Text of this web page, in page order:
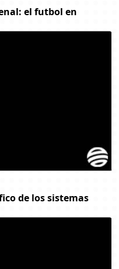
el futbol en
de los sistemas